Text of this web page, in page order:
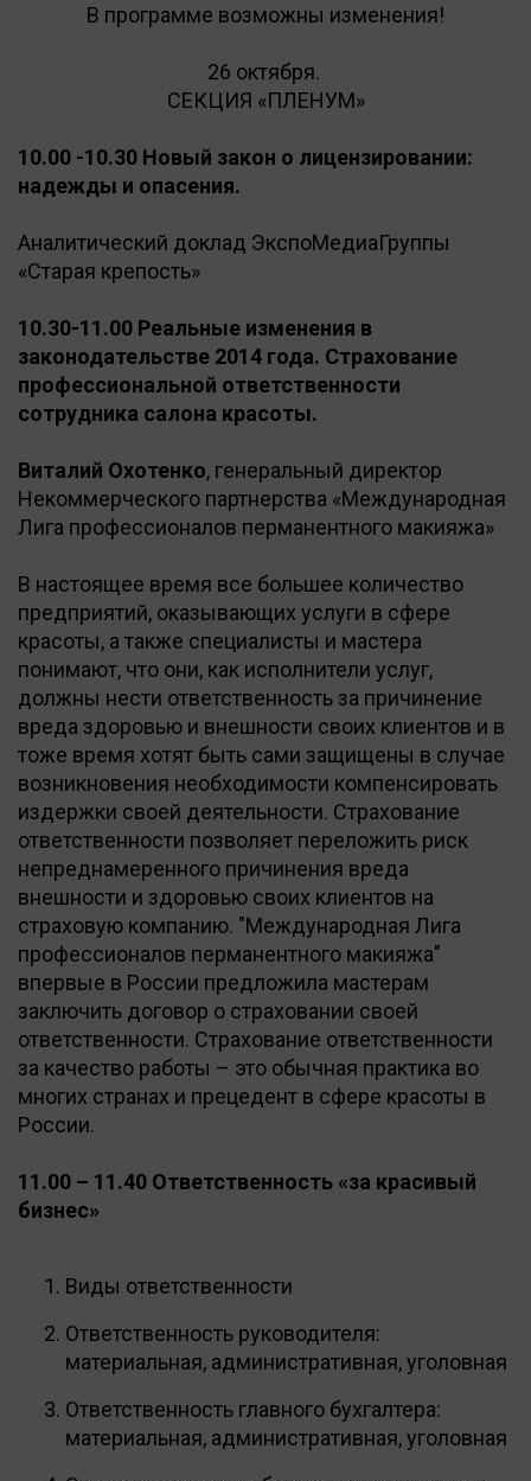
В программе возможны изменения!
26 октября.
СЕКЦИЯ «ПЛЕНУМ»
10.00 -10.30 Новый закон о лицензировании:
надежды и опасения.
Аналитический доклад ЭкспоМедиаГруппы
«Старая крепость»
10.30-11.00 Реальные изменения в
законодательстве 2014 года. Страхование
профессиональной ответственности
сотрудника салона красоты.
Виталий Охотенко, генеральный директор
Некоммерческого партнерства «Международная
Лига профессионалов перманентного макияжа»
В настоящее время все большее количество
предприятий, оказывающих услуги в сфере
красоты, а также специалисты и мастера
понимают, что они, как исполнители услуг,
должны нести ответственность за причинение
вреда здоровью и внешности своих клиентов и в
тоже время хотят быть сами защищены в случае
возникновения необходимости компенсировать
издержки своей деятельности. Страхование
ответственности позволяет переложить риск
непреднамеренного причинения вреда
внешности и здоровью своих клиентов на
страховую компанию. "Международная Лига
профессионалов перманентного макияжа"
впервые в России предложила мастерам
заключить договор о страховании своей
ответственности. Страхование ответственности
за качество работы – это обычная практика во
многих странах и прецедент в сфере красоты в
России.
11.00 – 11.40 Ответственность «за красивый
бизнес»
Виды ответственности
Ответственность руководителя:
материальная, административная, уголовная
Ответственность главного бухгалтера:
материальная, административная, уголовная